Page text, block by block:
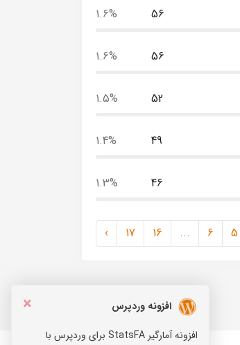
56
1.6%
56
1.6%
52
1.5%
49
1.4%
46
1.3%
5
6
...
16
17
›
×
افزونه وردپرس
افزونه آمارگیر StatsFA برای وردپرس با